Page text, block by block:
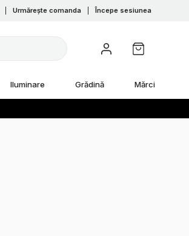
Urmărește comanda Începe sesiunea
Iluminare Grădină Mărci